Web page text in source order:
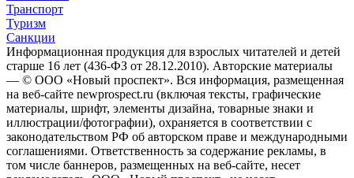
Транспорт
Туризм
Санкции
Информационная продукция для взрослых читателей и детей
старше 16 лет (436-ФЗ от 28.12.2010). Авторские материалы
— © ООО «Новый проспект». Вся информация, размещенная
на веб-сайте newprospect.ru (включая тексты, графические
материалы, шрифт, элементы дизайна, товарные знаки и
иллюстрации/фотографии), охраняется в соответствии с
законодательством РФ об авторском праве и международными
соглашениями. Ответственность за содержание рекламы, в
том числе баннеров, размещенных на веб-сайте, несет